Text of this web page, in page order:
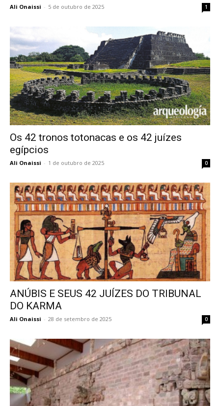
Ali Onaissi - 5 de outubro de 2025 1
Os 42 tronos totonacas e os 42 juízes
egípcios
Ali Onaissi - 1 de outubro de 2025 0
ANÚBIS E SEUS 42 JUÍZES DO TRIBUNAL
DO KARMA
Ali Onaissi - 28 de setembro de 2025 0